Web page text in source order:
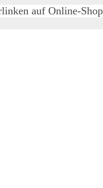
auf Online-